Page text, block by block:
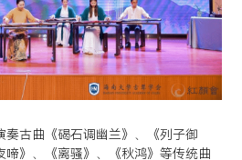
奏古曲《碣石调幽兰》、《列子御
啼》、《离骚》、《秋鸿》等传统曲